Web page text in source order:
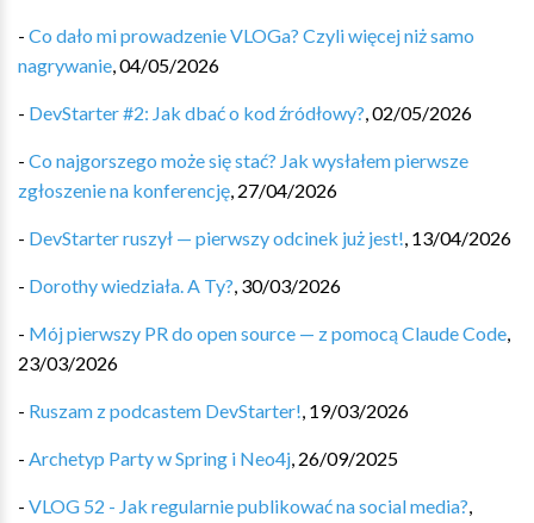
- Co dało mi prowadzenie VLOGa? Czyli więcej niż samo
nagrywanie,04/05/2026
- DevStarter #2: Jak dbać o kod źródłowy?,02/05/2026
- Co najgorszego może się stać? Jak wysłałem pierwsze
zgłoszenie na konferencję, 27/04/2026
- DevStarter ruszył — pierwszy odcinek już jest!, 13/04/2026
- Dorothy wiedziała. A Ty?, 30/03/2026
- Mój pierwszy PR do open source — z pomocą Claude Code,
23/03/2026
- Ruszam z podcastem DevStarter!, 19/03/2026
- Archetyp Party w Spring i Neo4j, 26/09/2025
- VLOG 52 - Jak regularnie publikować na social media?,